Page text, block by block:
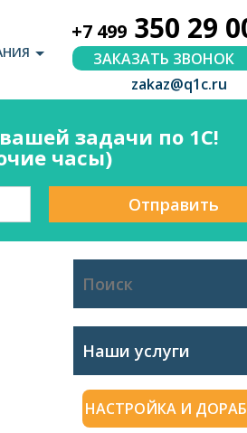
+7 499 350 29
ЗАКАЗАТЬ ЗВОНОК
zakaz@q1c.ru
задачи по 1С!
часы)
Отправить
Наши услуги
НАСТРОЙКА И